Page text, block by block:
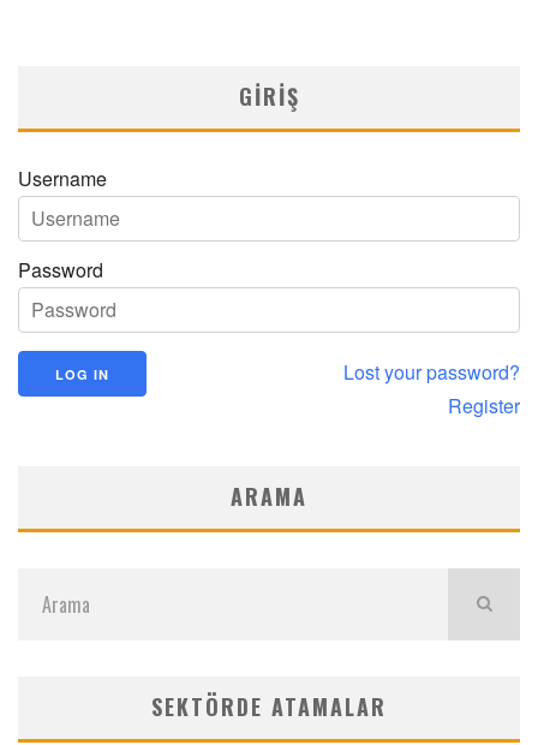
GIRIŞ
Username
Password
Lost your password?
Register
ARAMA
SEKTÖRDE ATAMALAR